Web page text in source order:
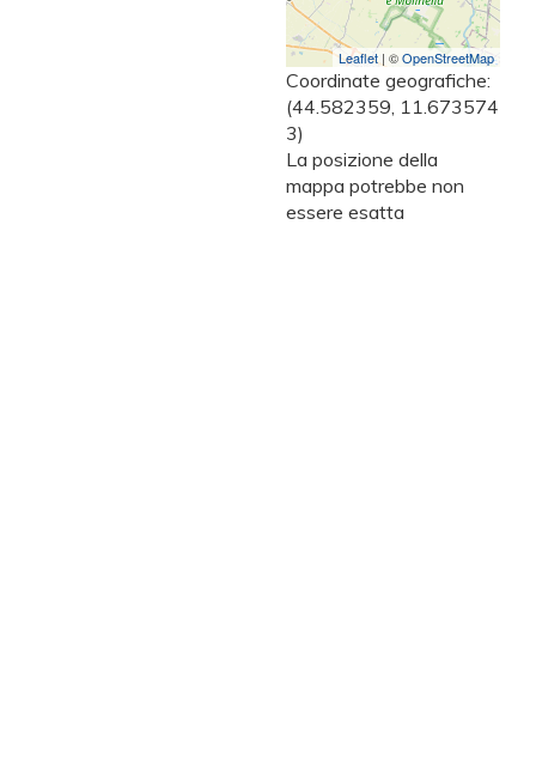
Leaflet| ©OpenStreetMap
Coordinate geografiche:
(44.582359, 11.673574
3)
La posizione della
mappa potrebbe non
essere esatta